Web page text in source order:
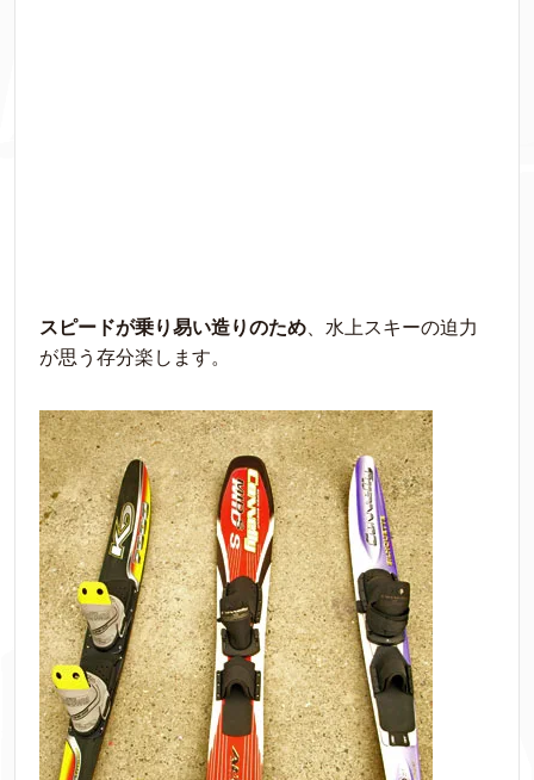
スピードが乗り易い造りのため 、水上スキーの迫力
が思う存分楽します。